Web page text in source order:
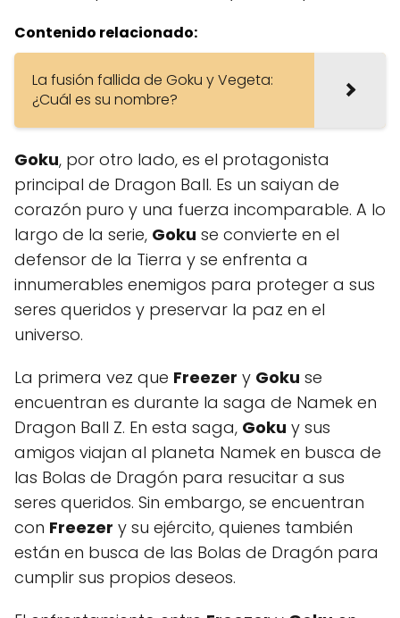
Contenido relacionado:
La fusión fallida de Goku y Vegeta:
¿Cuál es su nombre?
Goku, por otro lado, es el protagonista
principal de Dragon Ball. Es un saiyan de
corazón puro y una fuerza incomparable. A lo
largo de la serie, Goku se convierte en el
defensor de la Tierra y se enfrenta a
innumerables enemigos para proteger a sus
seres queridos y preservar la paz en el
universo.
La primera vez que Freezer y Goku se
encuentran es durante la saga de Namek en
Dragon Ball Z. En esta saga, Goku y sus
amigos viajan al planeta Namek en busca de
las Bolas de Dragón para resucitar a sus
seres queridos. Sin embargo, se encuentran
con Freezer y su ejército, quienes también
están en busca de las Bolas de Dragón para
cumplir sus propios deseos.